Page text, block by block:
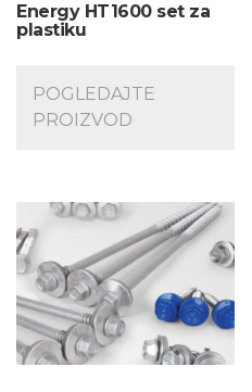
Energy HT1600 set za
plastiku
POGLEDAJTE
PROIZVOD